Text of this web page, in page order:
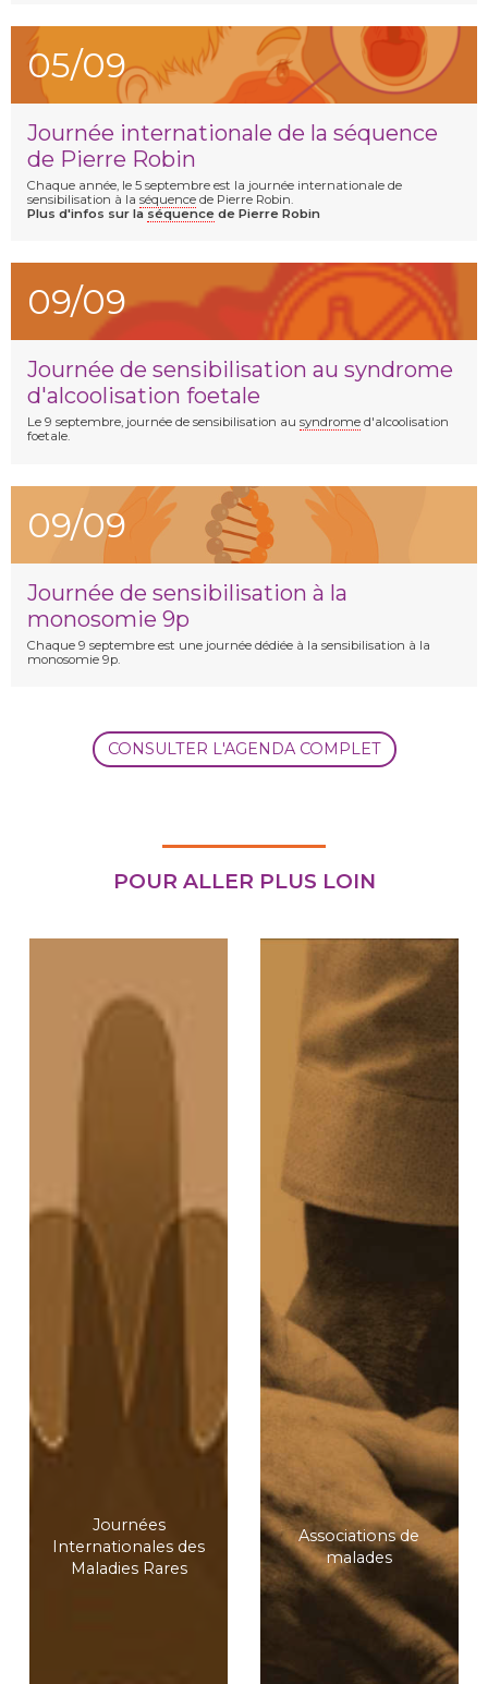
05/09
Journée internationale de la séquence
de Pierre Robin
Chaque année, le 5 septembre est la journée internationale de
sensibilisation à la séquence de Pierre Robin.
Plus d'infos sur laséquence de Pierre Robin
09/09
Journée de sensibilisation au syndrome
d'alcoolisation foetale
Le 9 septembre, journée de sensibilisation au syndrome d'alcoolisation
foetale.
09/09
Journée de sensibilisation à la
monosomie 9p
Chaque 9 septembre est une journée dédiée à la sensibilisation à la
monosomie 9p.
CONSULTER L'AGENDA COMPLET
POUR ALLER PLUS LOIN
Journées
Internationales des
Maladies Rares
Associations de
malades